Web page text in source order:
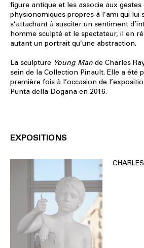
figure antique et les associe aux gestes
physionomiques propres à l’ami qui lui
s’attachant à susciter un sentiment
homme sculpté et le spectateur, il en
autant un portrait qu’une abstraction.
La sculpture Young Man de Charles
sein de la Collection Pinault. Elle a été
première fois à l’occasion de
Punta della Dogana en 2016.
EXPOSITIONS